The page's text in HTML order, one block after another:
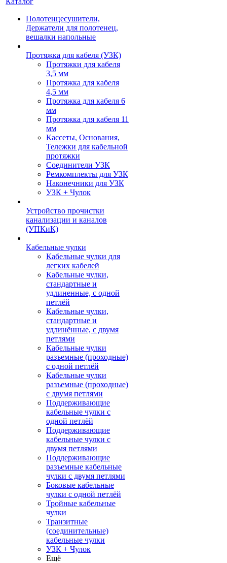
Полотенцесушители,
Держатели для полотенец,
вешалки напольные
Протяжка для кабеля (УЗК)
Протяжки для кабеля
3,5 мм
Протяжка для кабеля
4,5 мм
Протяжка для кабеля 6
мм
Протяжка для кабеля 11
мм
Кассеты, Основания,
Тележки для кабельной
протяжки
Соединители УЗК
Ремкомплекты для УЗК
Наконечники для УЗК
УЗК + Чулок
Устройство прочистки
канализации и каналов
(УПКиК)
Кабельные чулки
Кабельные чулки для
легких кабелей
Кабельные чулки,
стандартные и
удлиненные, с одной
петлёй
Кабельные чулки,
стандартные и
удлинённые, с двумя
петлями
Кабельные чулки
разъемные (проходные)
с одной петлёй
Кабельные чулки
разъемные (проходные)
с двумя петлями
Поддерживающие
кабельные чулки с
одной петлёй
Поддерживающие
кабельные чулки с
двумя петлями
Поддерживающие
разъемные кабельные
чулки с двумя петлями
Боковые кабельные
чулки с одной петлёй
Тройные кабельные
чулки
Транзитные
(соединительные)
кабельные чулки
УЗК + Чулок
Ещё